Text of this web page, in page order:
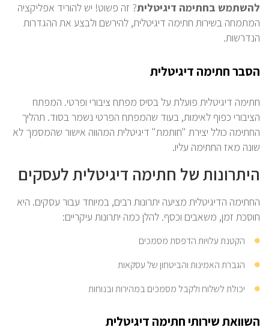
להשתמש בחתימה דיגיטלית? זה פשוט! יש להוריד אפליקציה
המתמחה בשירות חתימה דיגיטלית, להירשם ולבצע את ההגדרות
הנדרשות.
הסבר חתימה דיגיטלית
חתימה דיגיטלית פועלת על בסיס מפתח ציבורי ופרטי. המפתח
הציבורי כפוף לאימות, בעוד שהמפתח הפרטי נשמר בסוד. תהליך
החתימה כולל יצירת "חותמת" דיגיטלית המהווה אישור שהמסמך לא
שונה מאז החתימה עליו.
היתרונות של חתימה דיגיטלית לעסקים
החתימה הדיגיטלית מציעה יתרונות רבים, במיוחד עבור עסקים. היא
חוסכת זמן, משאבים וכסף. להלן כמה יתרונות עיקריים:
הקטנת עלויות הדפסת מסמכים
הגברת האמינות והביטחון של עסקאות
יכולת לשלוח ולקבל מסמכים במהירות ובנוחות
השוואת שירותי חתימה דיגיטלית